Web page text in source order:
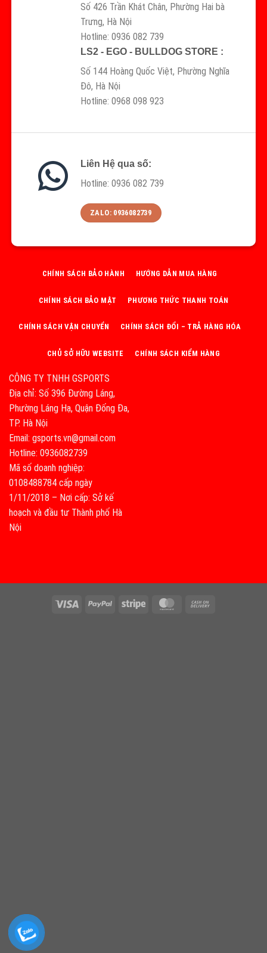
Số 426 Trần Khát Chân, Phường Hai bà
Trưng, Hà Nội
Hotline: 0936 082 739
LS2 - EGO - BULLDOG STORE :
Số 144 Hoàng Quốc Việt, Phường Nghĩa
Đô, Hà Nội
Hotline: 0968 098 923
Liên Hệ qua số:
Hotline: 0936 082 739
ZALO: 0936082739
CÔNG TY TNHH GSPORTS
Địa chỉ: Số 396 Đường Láng,
Phường Láng Hạ, Quận Đống Đa,
TP. Hà Nội
Email: gsports.vn@gmail.com
Hotline: 0936082739
Mã số doanh nghiệp:
0108488784 cấp ngày
1/11/2018 – Nơi cấp: Sở kế
hoạch và đầu tư Thành phố Hà
Nội
CHÍNH SÁCH BẢO HÀNH HƯỚNG DẪN MUA HÀNG
CHÍNH SÁCH BẢO MẬT PHƯƠNG THỨC THANH TOÁN
CHÍNH SÁCH VẬN CHUYỂN CHÍNH SÁCH ĐỔI – TRẢ HÀNG HÓA
CHỦ SỞ HỮU WEBSITE CHÍNH SÁCH KIỂM HÀNG